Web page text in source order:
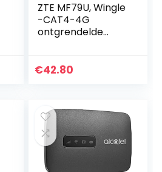
ZTE MF79U, Wingle
-CAT4-4G
ontgrendelde
Wi-Fi, 150Mbps,
€42.80